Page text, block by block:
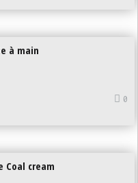
à main
0
Coal cream